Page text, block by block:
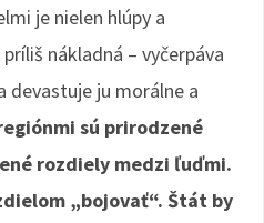
je nielen hlúpy a
nákladná – vyčerpáva
devastuje ju morálne a
sú prirodzené
rozdiely medzi ľuďmi.
„bojovať“. Štát by